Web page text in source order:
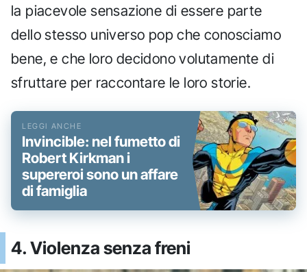
la piacevole sensazione di essere parte
dello stesso universo pop che conosciamo
bene, e che loro decidono volutamente di
sfruttare per raccontare le loro storie.
Invincible: nel fumetto di
Robert Kirkman i
supereroi sono un affare
di famiglia
4. Violenza senza freni